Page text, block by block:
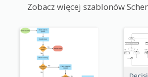
Zobacz więcej szablonów